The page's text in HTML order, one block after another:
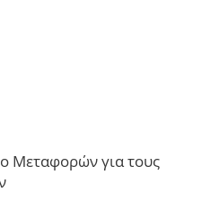
Μεταφορών για τους